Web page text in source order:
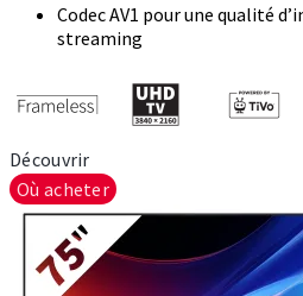
Codec AV1 pour une qualité
streaming
Découvrir
Où acheter